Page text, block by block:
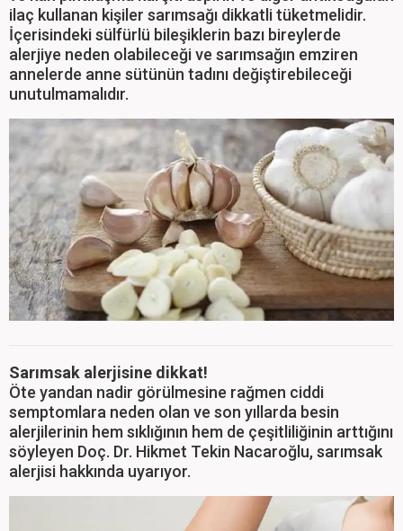
ilaç kullanan kişiler sarımsağı dikkatli tüketmelidir.
İçerisindeki sülfürlü bileşiklerin bazı bireylerde
alerjiye neden olabileceği ve sarımsağın emziren
annelerde anne sütünün tadını değiştirebileceği
unutulmamalıdır.
Sarımsak alerjisine dikkat!
Öte yandan nadir görülmesine rağmen ciddi
semptomlara neden olan ve son yıllarda besin
alerjilerinin hem sıklığının hem de çeşitliliğinin arttığını
söyleyen Doç. Dr. Hikmet Tekin Nacaroğlu, sarımsak
alerjisi hakkında uyarıyor.